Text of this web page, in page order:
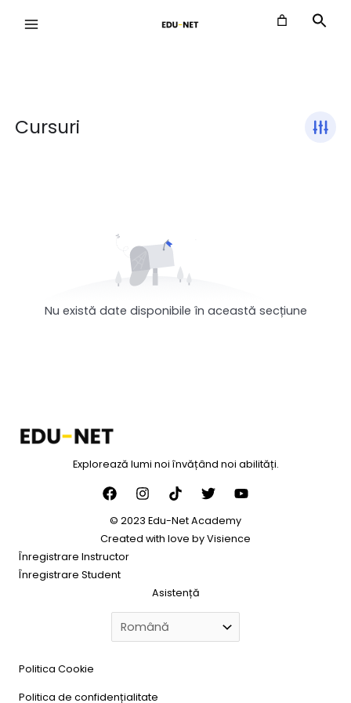
Cursuri
Nu există date disponibile în această secțiune
Explorează lumi noi învățând noi abilități.
© 2023 Edu-Net Academy
Created with love byVisience
Înregistrare Instructor
Înregistrare Student
Asistență
Politica Cookie
Politica de confidențialitate